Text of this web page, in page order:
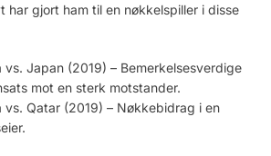
har gjort ham til en nøkkelspiller i disse
vs. Japan (2019) – Bemerkelsesverdige
mot en sterk motstander.
vs. Qatar (2019) – Nøkkebidrag i en